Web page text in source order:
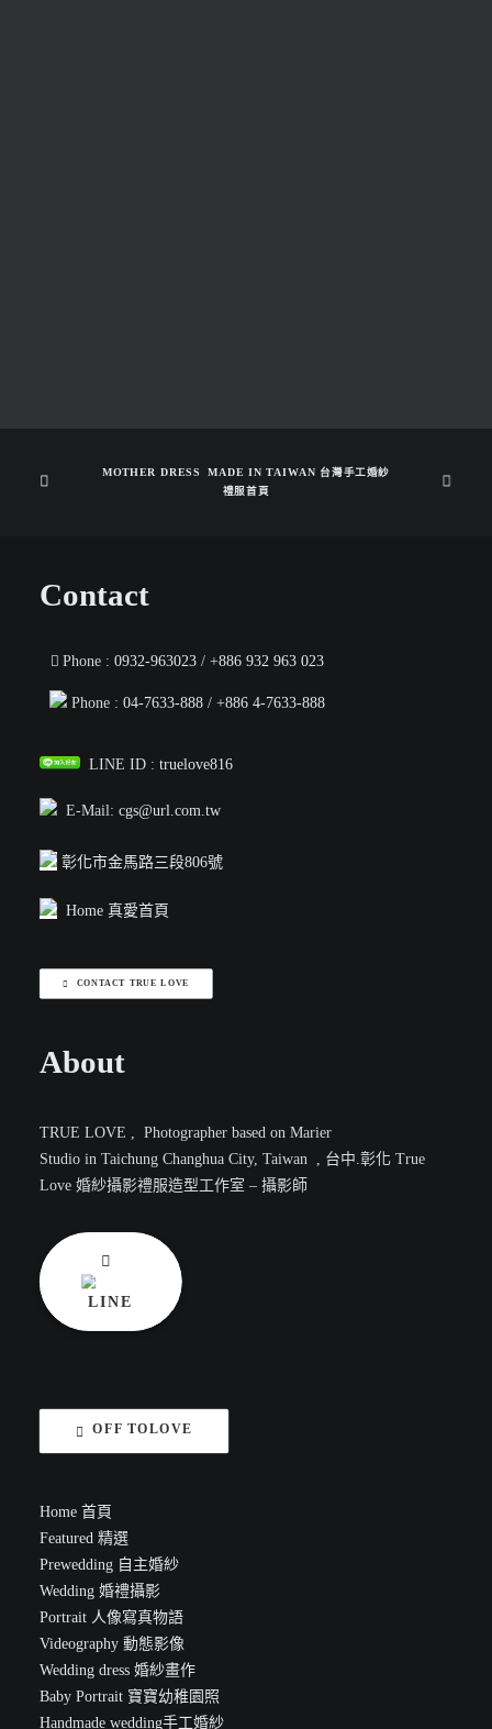
MOTHER DRESS  MADE IN TAIWAN 台灣手工婚紗
禮服首頁
Contact
Phone : 0932-963023 / +886 932 963 023
Phone : 04-7633-888 / +886 4-7633-888
LINE ID : truelove816
E-Mail: cgs@url.com.tw
彰化市金馬路三段806號
Home 真愛首頁
CONTACT TRUE LOVE
About
TRUE LOVE , Photographer based on Marier
Studio in Taichung Changhua City, Taiwan , 台中.彰化 True
Love 婚紗攝影禮服造型工作室 – 攝影師
OFF TOLOVE
Home 首頁
Featured 精選
Prewedding 自主婚紗
Wedding 婚禮攝影
Portrait 人像寫真物語
Videography 動態影像
Wedding dress 婚紗畫作
Baby Portrait 寶寶幼稚園照
Handmade wedding手工婚紗